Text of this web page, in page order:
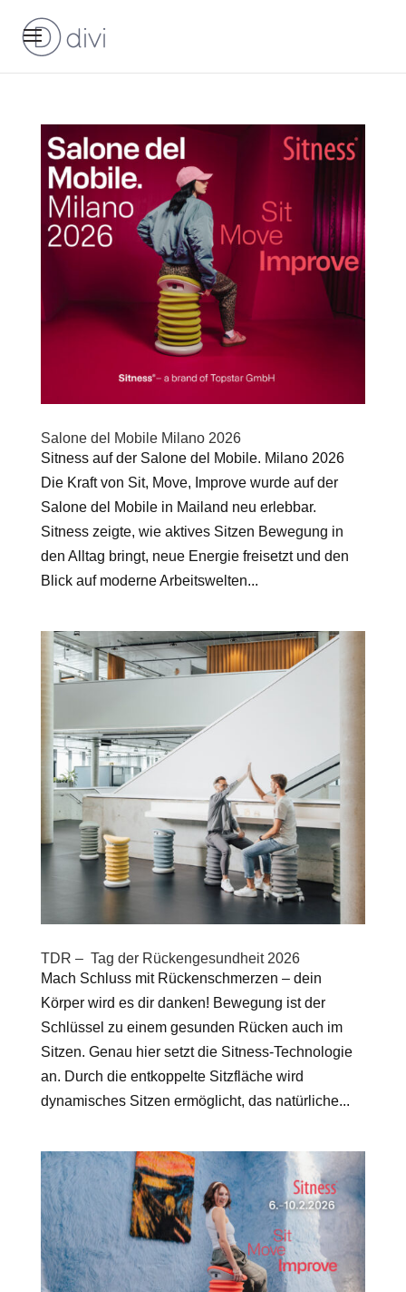
Salone del Mobile Milano 2026
Sitness auf der Salone del Mobile. Milano 2026
Die Kraft von Sit, Move, Improve wurde auf der
Salone del Mobile in Mailand neu erlebbar.
Sitness zeigte, wie aktives Sitzen Bewegung in
den Alltag bringt, neue Energie freisetzt und den
Blick auf moderne Arbeitswelten...
TDR – Tag der Rückengesundheit 2026
Mach Schluss mit Rückenschmerzen – dein
Körper wird es dir danken! Bewegung ist der
Schlüssel zu einem gesunden Rücken auch im
Sitzen. Genau hier setzt die Sitness-Technologie
an. Durch die entkoppelte Sitzfläche wird
dynamisches Sitzen ermöglicht, das natürliche...